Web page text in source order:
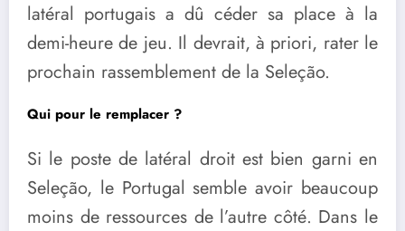
latéral portugais a dû céder sa place à la
demi-heure de jeu. Il devrait, à priori, rater le
prochain rassemblement de la Seleção.
Qui pour le remplacer ?
Si le poste de latéral droit est bien garni en
Seleção, le Portugal semble avoir beaucoup
moins de ressources de l’autre côté. Dans le